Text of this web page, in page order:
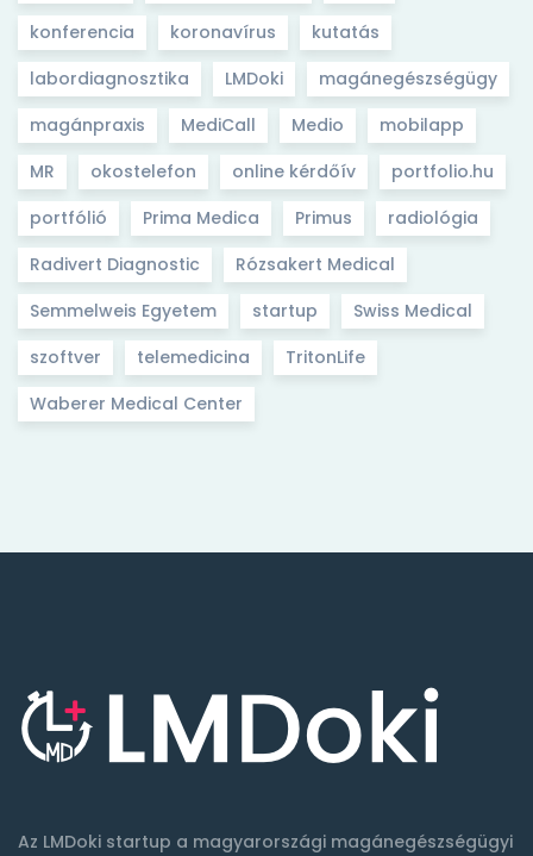
konferencia
koronavírus
kutatás
labordiagnosztika
LMDoki
magánegészségügy
magánpraxis
MediCall Medio
mobilapp
MR
okostelefon online kérdőív
portfolio.hu
portfólió
Prima Medica Primus
radiológia
Radivert Diagnostic
Rózsakert Medical
Semmelweis Egyetem
startup
Swiss Medical
szoftver
telemedicina
TritonLife
Waberer Medical Center
Az LMDoki startup a magyarországi magánegészségügyi